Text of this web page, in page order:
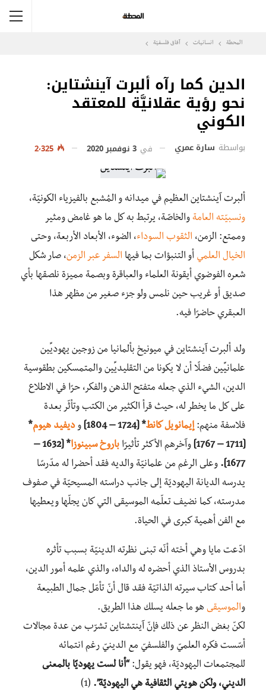
المحطة انسانيات آفاق فلسفيّة‎
الدين كما رآه ألبرت آينشتاين:
نحو رؤية عقلانيَّة للمعتقد
الكوني
بواسطة سارة عمري في 3 نوفمبر 2020
ألبرت آينشتاين العظيم في ميدانه و المُشبع بالفيزياء الكونيّة،
ونسبيّته العامة والخاصّة، يرتبط به كل ما هو غامض ومثير
وممتع: الزمن، الثقوب السوداء، الضوء، الأبعاد الأربعة، وحتى
الخيال العلمي أو التنبؤات بما فيها السفر عبر الزمن، صار شكل
شعره الفوضوي أيقونة العلماء والعباقرة وبصمة مميزة نلصقها بأي
صديق أو غريب حين نلمس ولو جزء صغير من مظهر هذا
العبقري حاضرًا فيه.
ولد ألبرت آينشتاين في ميونيخ بألمانيا من زوجين يهوديِّين
علمانيِّين فضلًا أن لا يكونا من التقليديِّين والمتمسكين بطقوسية
الدين، الشيء الذي جعله متفتح الذهن والفكر، حرًا في الاطلاع
على كل ما يخطر له، حيث قرأ الكثير من الكتب وتأثّر بعدة
فلاسفة منهم:إيمانويل كانط* [1724 – 1804] و ديفيد هيوم*
[1711 – 1767]
وآخرهم الأكثر تأثيرًا باروخ سبينوزا
* [1632 –
1677].
وعلى الرغم من علمانيّة والديه فقد أحضرا له مدّرسًا
يدرسه الديانة اليهوديّة إلى جانب دراسته المسيحيّة في صفوف
مدرسته، كما نضيف تعلّمه الموسيقى التي كان يجلّها ويعطيها
مع الفن أهمية كبرى في الحياة.
ادّعت مايا وهي أخته أنّه تبنى نظرته الدينيّة بسبب تأثره
بدروس الأستاذ الذي أحضره له والداه، والذي علمه أمور الدين،
أما أحد كتاب سيرته الذاتيّة فقد قال أنّ تأمّل جمال الطبيعة
والموسيقى هو ما جعله يسلك هذا الطريق.
لكنّ بغض النظر عن ذلك فإنّ آينتشتاين تشرّب من عدة مجالات
أسّست فكره العلميّ والفلسفيّ مع الدينيّ رغم انتمائه
للمجتمعات اليهوديّة، فهو يقول: “أنا لست يهوديًا بالمعنى
الديني، ولكن هويتي الثقافية هي اليهوديّة”. (1)